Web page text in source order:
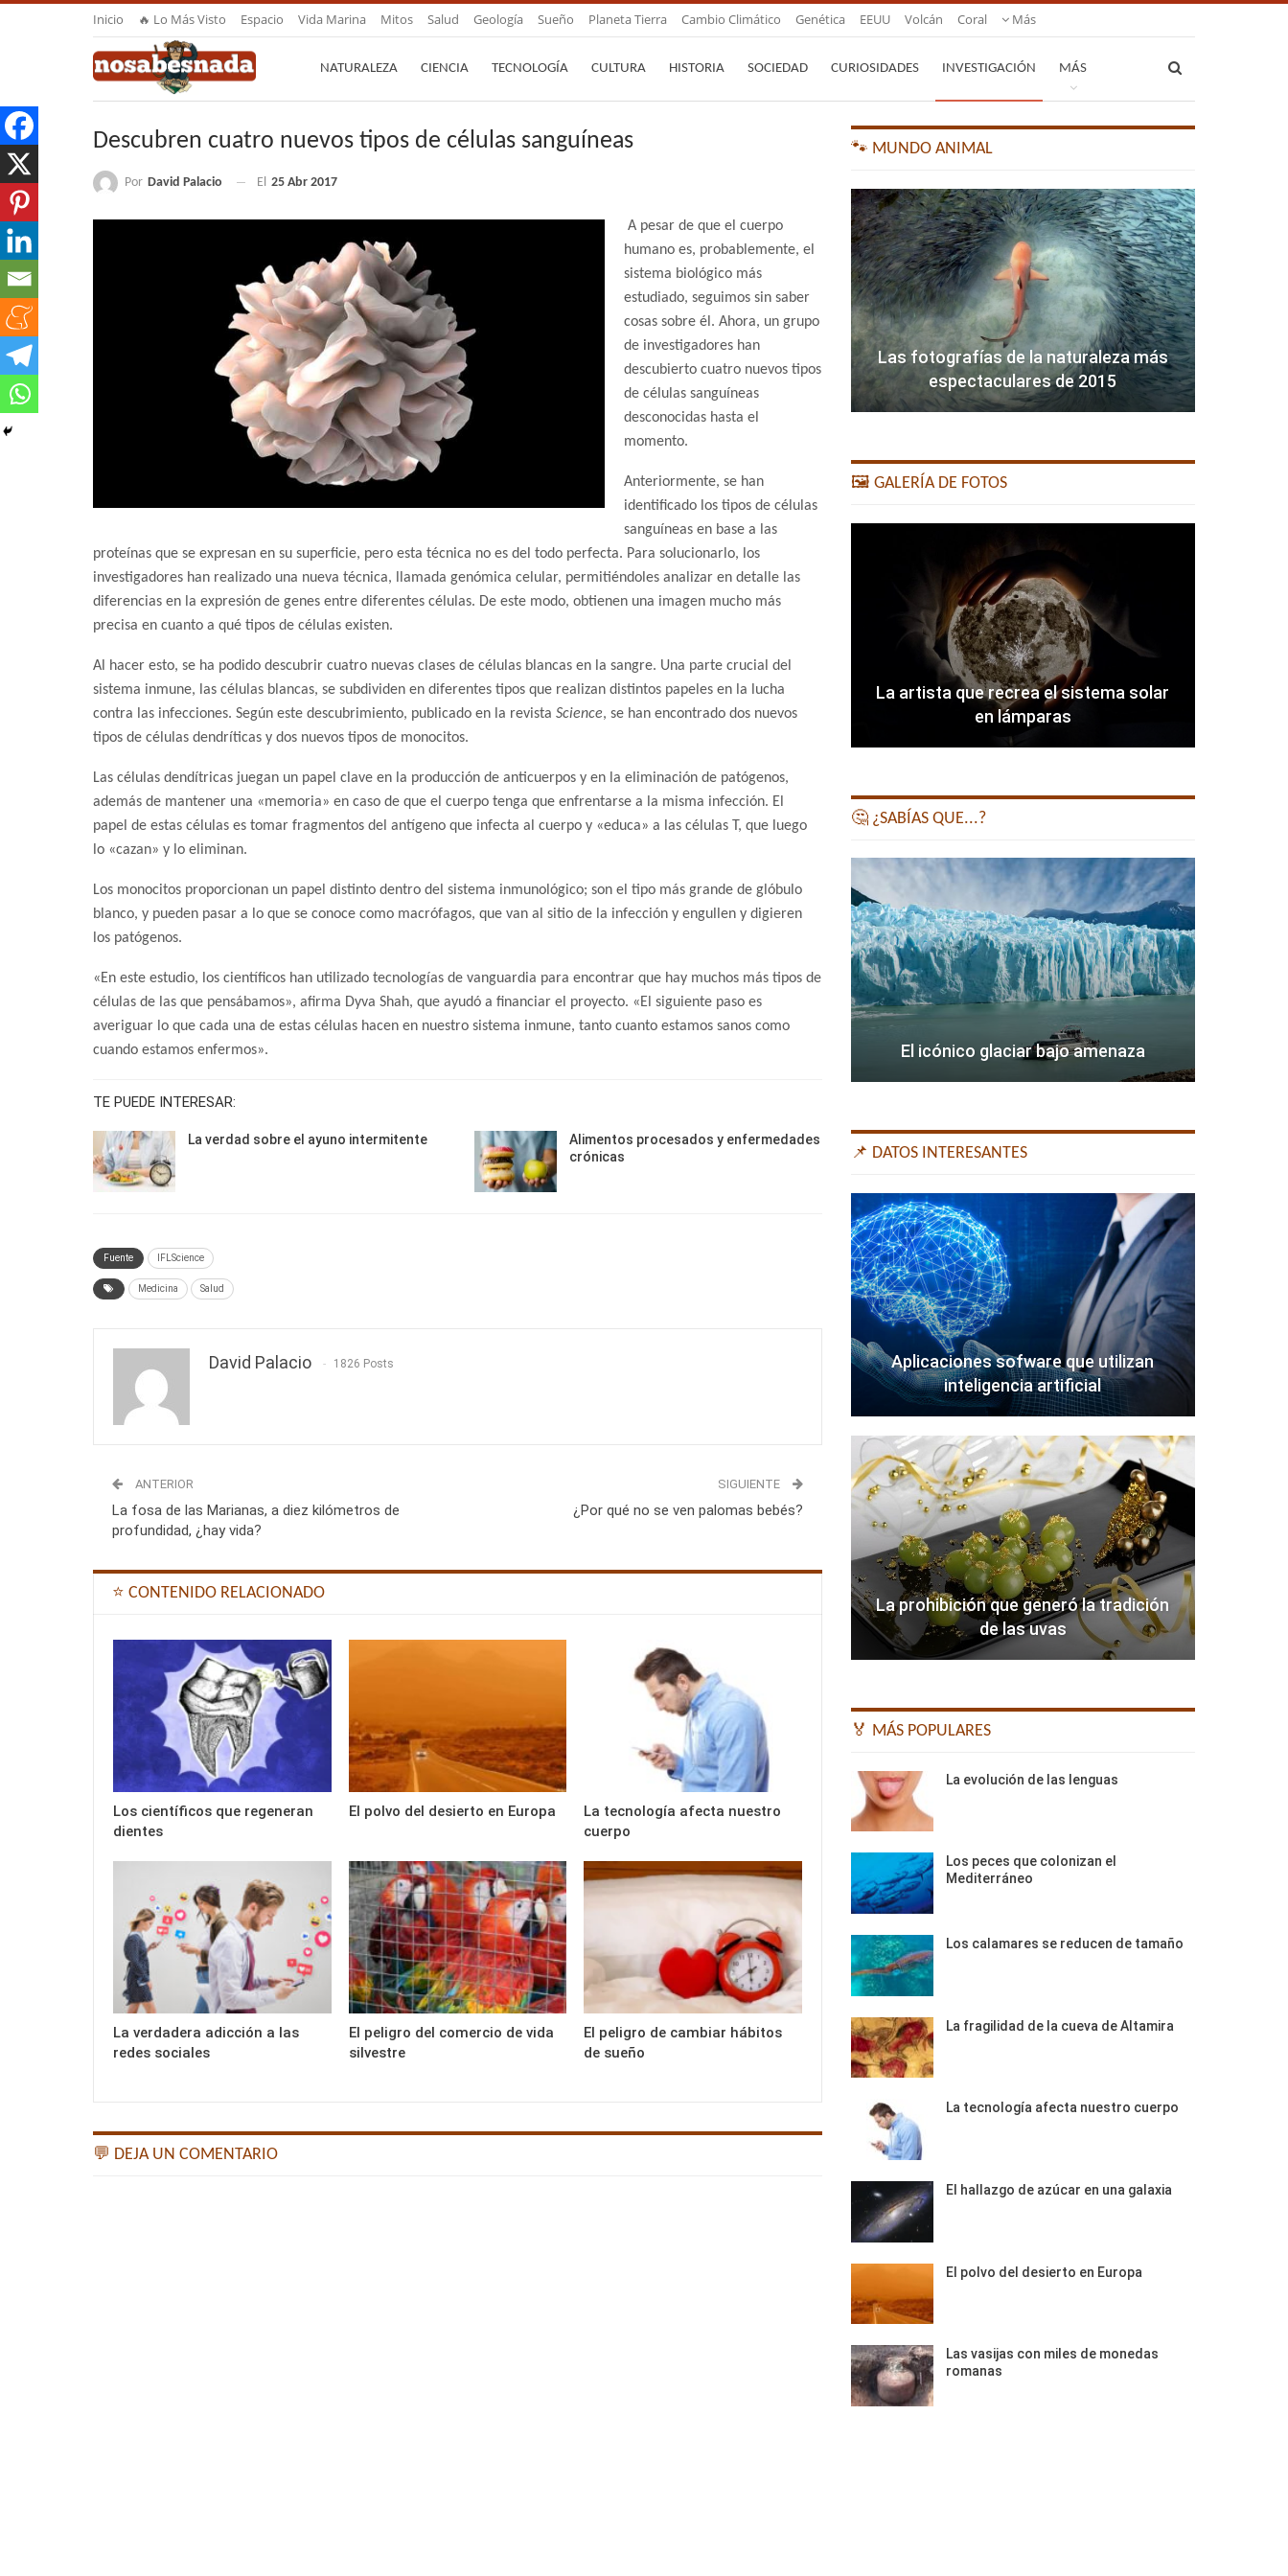
Inicio 🔥 Lo Más Visto Espacio Vida Marina Mitos Salud Geología Sueño Planeta Tierra Cambio Climático Genética EEUU Volcán Coral Más
NATURALEZA CIENCIA TECNOLOGÍA CULTURA HISTORIA SOCIEDAD CURIOSIDADES INVESTIGACIÓN MÁS
Descubren cuatro nuevos tipos de células sanguíneas
Por David Palacio El 25 Abr 2017
A pesar de que el cuerpo
humano es, probablemente, el
sistema biológico más
estudiado, seguimos sin saber
cosas sobre él. Ahora, un grupo
de investigadores han
descubierto cuatro nuevos tipos
de células sanguíneas
desconocidas hasta el
momento.
Anteriormente, se han
identificado los tipos de células
sanguíneas en base a las
proteínas que se expresan en su superficie, pero esta técnica no es del todo perfecta. Para solucionarlo, los
investigadores han realizado una nueva técnica, llamada genómica celular, permitiéndoles analizar en detalle las
diferencias en la expresión de genes entre diferentes células. De este modo, obtienen una imagen mucho más
precisa en cuanto a qué tipos de células existen.
Al hacer esto, se ha podido descubrir cuatro nuevas clases de células blancas en la sangre. Una parte crucial del
sistema inmune, las células blancas, se subdividen en diferentes tipos que realizan distintos papeles en la lucha
contra las infecciones. Según este descubrimiento, publicado en la revista Science, se han encontrado dos nuevos
tipos de células dendríticas y dos nuevos tipos de monocitos.
Las células dendítricas juegan un papel clave en la producción de anticuerpos y en la eliminación de patógenos,
además de mantener una «memoria» en caso de que el cuerpo tenga que enfrentarse a la misma infección. El
papel de estas células es tomar fragmentos del antígeno que infecta al cuerpo y «educa» a las células T, que luego
lo «cazan» y lo eliminan.
Los monocitos proporcionan un papel distinto dentro del sistema inmunológico; son el tipo más grande de glóbulo
blanco, y pueden pasar a lo que se conoce como macrófagos, que van al sitio de la infección y engullen y digieren
los patógenos.
«En este estudio, los científicos han utilizado tecnologías de vanguardia para encontrar que hay muchos más tipos de
células de las que pensábamos», afirma Dyva Shah, que ayudó a financiar el proyecto. «El siguiente paso es
averiguar lo que cada una de estas células hacen en nuestro sistema inmune, tanto cuanto estamos sanos como
cuando estamos enfermos».
TE PUEDE INTERESAR:
La verdad sobre el ayuno intermitente
Alimentos procesados y enfermedades
crónicas
Fuente IFLScience
Medicina Salud
David Palacio 1826 Posts
ANTERIOR
La fosa de las Marianas, a diez kilómetros de
profundidad, ¿hay vida?
SIGUIENTE
¿Por qué no se ven palomas bebés?
⭐ CONTENIDO RELACIONADO
Los científicos que regeneran
dientes
El polvo del desierto en Europa
La tecnología afecta nuestro
cuerpo
La verdadera adicción a las
redes sociales
El peligro del comercio de vida
silvestre
El peligro de cambiar hábitos
de sueño
💬 DEJA UN COMENTARIO
🐾 MUNDO ANIMAL
Las fotografías de la naturaleza más
espectaculares de 2015
🖼️ GALERÍA DE FOTOS
La artista que recrea el sistema solar
en lámparas
🤔 ¿SABÍAS QUE...?
El icónico glaciar bajo amenaza
📌 DATOS INTERESANTES
Aplicaciones sofware que utilizan
inteligencia artificial
La prohibición que generó la tradición
de las uvas
🏅 MÁS POPULARES
La evolución de las lenguas
Los peces que colonizan el
Mediterráneo
Los calamares se reducen de tamaño
La fragilidad de la cueva de Altamira
La tecnología afecta nuestro cuerpo
El hallazgo de azúcar en una galaxia
El polvo del desierto en Europa
Las vasijas con miles de monedas
romanas